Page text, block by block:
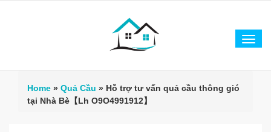
Home » Quả Cầu » Hỗ trợ tư vấn quả cầu thông gió
tại Nhà Bè【Lh O9O4991912】